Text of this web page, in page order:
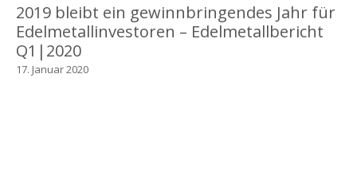
2019 bleibt ein gewinnbringendes Jahr für
Edelmetallinvestoren – Edelmetallbericht
Q1|2020
17. Januar 2020